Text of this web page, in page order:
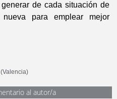
de cada situación de
para emplear mejor
al autor/a